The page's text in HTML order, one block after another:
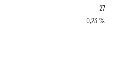
27
0,23 %